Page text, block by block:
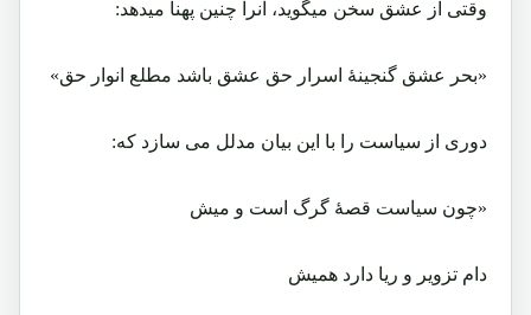
وقتی از عشق سخن میگوید، آنرا چنین پهنا میدهد:
«بحر عشق گنجینۀ اسرار حق عشق باشد مطلع انوار حق»
دوری از سیاست را با این بیان مدلل می سازد که:
«چون سیاست قصۀ گرگ است و میش
دام تزویر و ریا دارد همیش